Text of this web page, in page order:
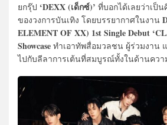
ยกรุ๊ป ‘DEXX (เด็กซ์)’ ที่บอกได้เลยว่าเป็
ของวงการบันเทิง โดยบรรยากาศในงาน
ELEMENT OF XX) 1st Single Debut
Showcase ทำเอาทัพสื่อมวลชน ผู้ร่วมงาน
ไปกับลีลาการเต้นที่สมบูรณ์ทั้งในด้านคว